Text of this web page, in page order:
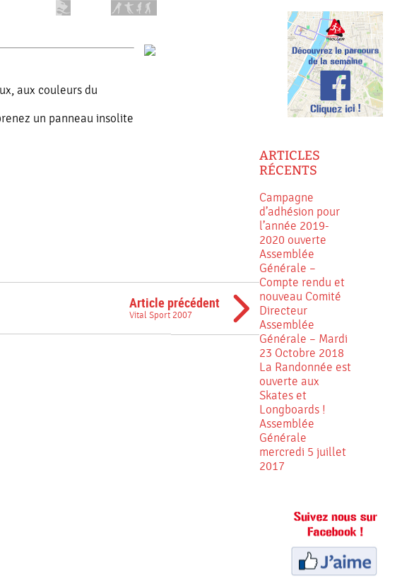
aux couleurs du
un panneau insolite
Article précédent
Vital Sport 2007
ARTICLES
RÉCENTS
Campagne
d’adhésion pour
l’année 2019-
2020 ouverte
Assemblée
Générale –
Compte rendu et
nouveau Comité
Directeur
Assemblée
Générale – Mardi
23 Octobre 2018
La Randonnée est
ouverte aux
Skates et
Longboards !
Assemblée
Générale
mercredi 5 juillet
2017